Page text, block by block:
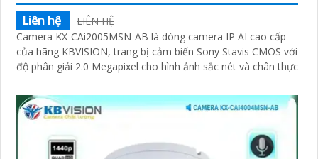
Liên hệ
LIÊN HỆ
Camera KX-CAi2005MSN-AB là dòng camera IP AI cao cấp
của hãng KBVISION, trang bị cảm biến Sony Stavis CMOS với
độ phân giải 2.0 Megapixel cho hình ảnh sắc nét và chân thực